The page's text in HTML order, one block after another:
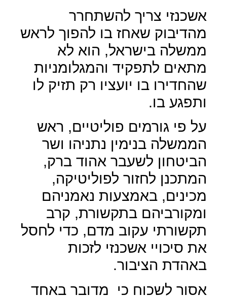
אשכנזי צריך להשתחרר
מהדיבוק שאחז בו להפוך לראש
ממשלה בישראל, הוא לא
מתאים לתפקיד והמגלומניות
שהחדירו בו יועציו רק תזיק לו
ותפגע בו.
על פי גורמים פוליטיים, ראש
הממשלה בנימין נתניהו ושר
הביטחון לשעבר אהוד ברק,
המתכנן לחזור לפוליטיקה,
מכינים, באמצעות נאמניהם
ומקורביהם בתקשורת, קרב
תקשורתי עקוב מדם, כדי לחסל
את סיכויי אשכנזי לזכות
באהדת הציבור.
אסור לשכוח כי
מדובר באחד